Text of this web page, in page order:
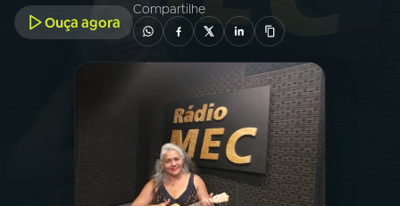
02A RÁDIO
Ouça agora
Compartilhe